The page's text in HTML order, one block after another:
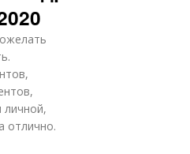
личной,
отлично.